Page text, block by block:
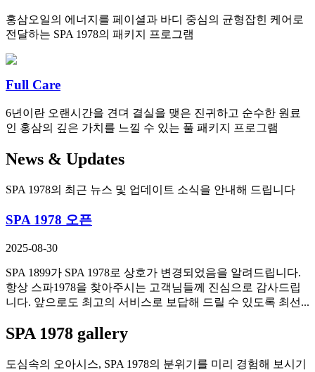
홍삼오일의 에너지를 페이셜과 바디 중심의 균형잡힌 케어로
전달하는 SPA 1978의 패키지 프로그램
Full Care
6년이란 오랜시간을 견뎌 결실을 맺은 진귀하고 순수한 원료
인 홍삼의 깊은 가치를 느낄 수 있는 풀 패키지 프로그램
News & Updates
SPA 1978의 최근 뉴스 및 업데이트 소식을 안내해 드립니다
SPA 1978 오픈
2025-08-30
SPA 1899가 SPA 1978로 상호가 변경되었음을 알려드립니다.
항상 스파1978을 찾아주시는 고객님들께 진심으로 감사드립
니다. 앞으로도 최고의 서비스로 보답해 드릴 수 있도록 최선...
SPA 1978 gallery
도심속의 오아시스, SPA 1978의 분위기를 미리 경험해 보시기